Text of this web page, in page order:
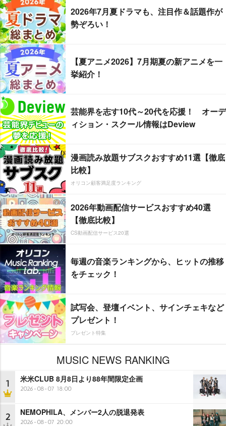
2026年7月夏ドラマも、注目作＆話題作が
勢ぞろい！
【夏アニメ2026】7月期夏の新アニメを一
挙紹介！
芸能界を志す10代～20代を応援！ オーデ
ィション・スクール情報はDeview
漫画読み放題サブスクおすすめ11選【徹底
比較】
オリコン顧客満足度ランキング
2026年動画配信サービスおすすめ40選
【徹底比較】
CS動画配信サービス20選
毎週の音楽ランキングから、ヒットの推移
をチェック！
試写会、登壇イベント、サインチェキなど
プレゼント！
プレゼント特集
MUSIC NEWS RANKING
1 米米CLUB 8月8日より88年間限定企画
2026-08-07 18:00
2 NEMOPHILA、メンバー2人の脱退発表
2026-08-07 20:00